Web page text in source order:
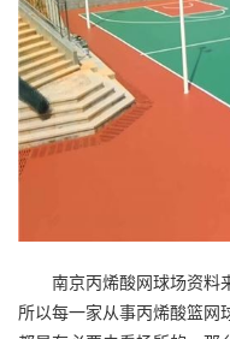
南京丙烯酸网球场资料来
所以每一家从事丙烯酸篮网